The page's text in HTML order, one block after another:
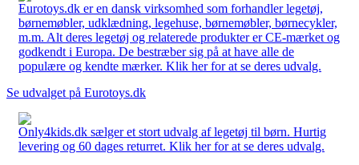
Eurotoys.dk er en dansk virksomhed som forhandler legetøj,
børnemøbler, udklædning, legehuse, børnemøbler, børnecykler,
m.m. Alt deres legetøj og relaterede produkter er CE-mærket og
godkendt i Europa. De bestræber sig på at have alle de
populære og kendte mærker. Klik her for at se deres udvalg.
Se udvalget på Eurotoys.dk
Only4kids.dk sælger et stort udvalg af legetøj til børn. Hurtig
levering og 60 dages returret. Klik her for at se deres udvalg.